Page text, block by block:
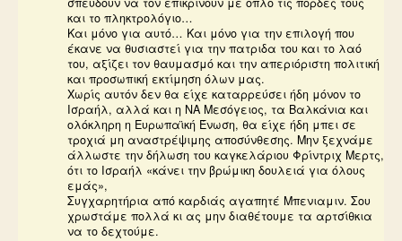
και το πληκτρολόγιο…
Και μόνο για αυτό… Και μόνο για την επιλογή που
έκανε να θυσιαστεί για την πατριδα του και το λαό
του, αξίζει τον θαυμασμό και την απεριόριστη πολιτική
και προσωπική εκτίμηση όλων μας.
Χωρίς αυτόν δεν θα είχε καταρρεύσει ήδη μόνον το
Ισραήλ, αλλά και η ΝΑ Μεσόγειος, τα Βαλκάνια και
ολόκληρη η Ευρωπαϊκή Ένωση, θα είχε ήδη μπει σε
τροχιά μη αναστρέψιμης αποσύνθεσης. Μην ξεχνάμε
άλλωστε την δήλωση του καγκελάριου Φρίντριχ Μερτς,
ότι το Ισραήλ «κάνει την βρώμικη δουλειά για όλους
εμάς»,
Συγχαρητήρια από καρδιάς αγαπητέ Μπενιαμιν. Σου
χρωστάμε πολλά κι ας μην διαθέτουμε τα αρτσίθκια
να το δεχτούμε.